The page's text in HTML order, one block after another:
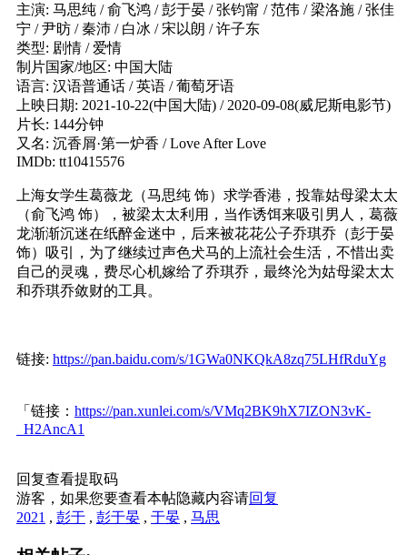
主演: 马思纯 / 俞飞鸿 / 彭于晏 / 张钧甯 / 范伟 / 梁洛施 / 张佳
宁 / 尹昉 / 秦沛 / 白冰 / 宋以朗 / 许子东
类型: 剧情 / 爱情
制片国家/地区: 中国大陆
语言: 汉语普通话 / 英语 / 葡萄牙语
上映日期: 2021-10-22(中国大陆) / 2020-09-08(威尼斯电影节)
片长: 144分钟
又名: 沉香屑·第一炉香 / Love After Love
IMDb: tt10415576
上海女学生葛薇龙（马思纯 饰）求学香港，投靠姑母梁太太
（俞飞鸿 饰），被梁太太利用，当作诱饵来吸引男人，葛薇
龙渐渐沉迷在纸醉金迷中，后来被花花公子乔琪乔（彭于晏
饰）吸引，为了继续过声色犬马的上流社会生活，不惜出卖
自己的灵魂，费尽心机嫁给了乔琪乔，最终沦为姑母梁太太
和乔琪乔敛财的工具。
链接: https://pan.baidu.com/s/1GWa0NKQkA8zq75LHfRduYg
「链接： https://pan.xunlei.com/s/VMq2BK9hX7IZON3vK-
_H2AncA1
回复查看提取码
游客，如果您要查看本帖隐藏内容请回复
2021 , 彭于 , 彭于晏 , 于晏 , 马思